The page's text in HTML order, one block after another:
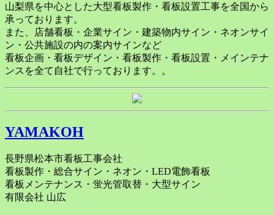
山梨県を中心とした大型看板製作・看板設置工事を全国から
承っております。
また、店舗看板・企業サイン・建築物内サイン・ネオンサイ
ン・公共施設の内の案内サインなど
看板企画・看板デザイン・看板製作・看板設置・メインテナ
ンスを全て自社で行っております。。
YAMAKOH
長野県松本市看板工事会社
看板製作・総合サイン・ネオン・LED電飾看板
看板メンテナンス・蛍光管取替・大型サイン
有限会社 山広